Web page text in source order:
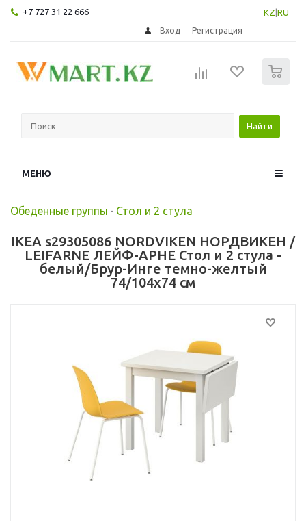
+7 727 31 22 666 KZ RU
Вход Регистрация
Найти
МЕНЮ
Обеденные группы - Стол и 2 стула
IKEA s29305086 NORDVIKEN НОРДВИКЕН /
LEIFARNE ЛЕЙФ-АРНЕ Стол и 2 стула -
белый/Брур-Инге темно-желтый
74/104x74 см